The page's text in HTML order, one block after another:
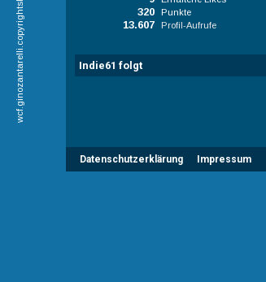
Punkte
320
Profil-Aufrufe
13.607
Indie61 folgt
Datenschutzerklärung Impressum
wcf.ginozantarelli.copyrightskycloud